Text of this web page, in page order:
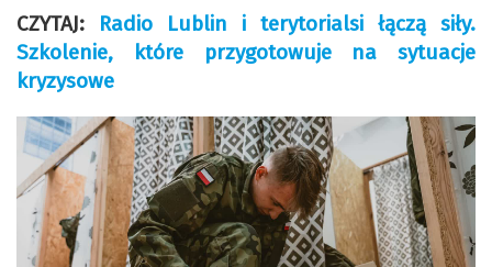
CZYTAJ: Radio Lublin i terytorialsi łączą siły.
Szkolenie, które przygotowuje na sytuacje
kryzysowe